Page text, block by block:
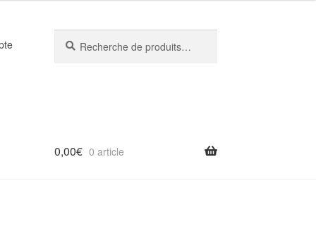
pour :
0,00€ 0 article